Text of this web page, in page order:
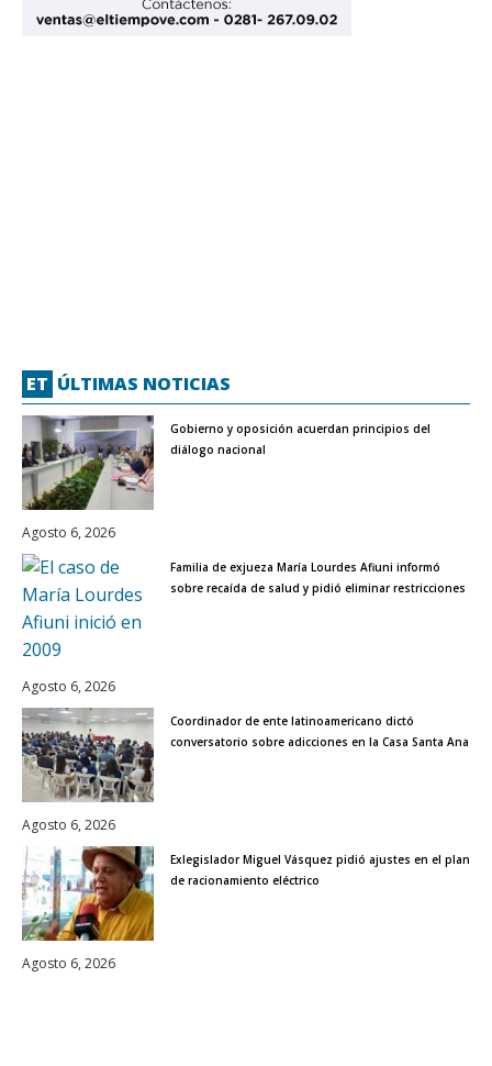
ET ÚLTIMAS NOTICIAS
Gobierno y oposición acuerdan principios del
diálogo nacional
Agosto 6, 2026
Familia de exjueza María Lourdes Afiuni informó
sobre recaída de salud y pidió eliminar restricciones
Agosto 6, 2026
Coordinador de ente latinoamericano dictó
conversatorio sobre adicciones en la Casa Santa Ana
Agosto 6, 2026
Exlegislador Miguel Vásquez pidió ajustes en el plan
de racionamiento eléctrico
Agosto 6, 2026